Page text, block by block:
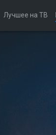
Лучшее на ТВ